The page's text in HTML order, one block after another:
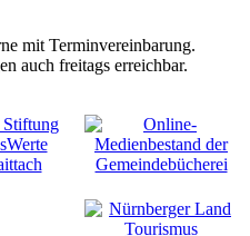
mit Terminvereinbarung.
auch freitags erreichbar.